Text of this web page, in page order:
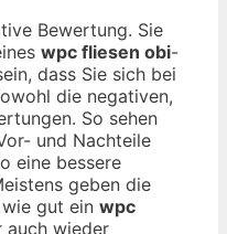
Bewertung. Sie
wpc fliesen obi-
dass Sie sich bei
die negativen,
So sehen
und Nachteile
eine bessere
geben die
gut ein wpc
auch wieder